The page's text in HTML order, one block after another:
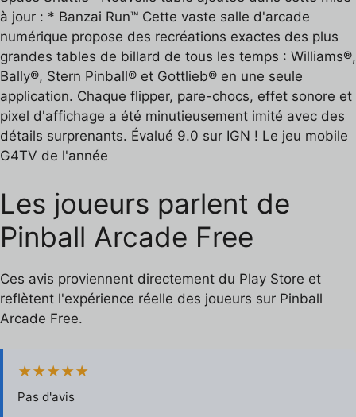
à jour : * Banzai Run™ Cette vaste salle d'arcade
numérique propose des recréations exactes des plus
grandes tables de billard de tous les temps : Williams®,
Bally®, Stern Pinball® et Gottlieb® en une seule
application. Chaque flipper, pare-chocs, effet sonore et
pixel d'affichage a été minutieusement imité avec des
détails surprenants. Évalué 9.0 sur IGN ! Le jeu mobile
G4TV de l'année
Les joueurs parlent de
Pinball Arcade Free
Ces avis proviennent directement du Play Store et
reflètent l'expérience réelle des joueurs sur Pinball
Arcade Free.
★★★★★
Pas d'avis